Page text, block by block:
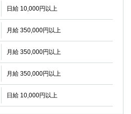
日給 10,000円以上
月給 350,000円以上
月給 350,000円以上
月給 350,000円以上
日給 10,000円以上
浅草
小岩
久米川
西麻布